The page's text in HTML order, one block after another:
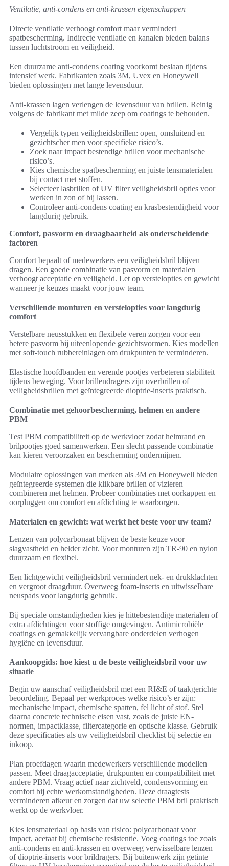
Ventilatie, anti-condens en anti-krassen eigenschappen
Directe ventilatie verhoogt comfort maar vermindert
spatbescherming. Indirecte ventilatie en kanalen bieden balans
tussen luchtstroom en veiligheid.
Een duurzame anti-condens coating voorkomt beslaan tijdens
intensief werk. Fabrikanten zoals 3M, Uvex en Honeywell
bieden oplossingen met lange levensduur.
Anti-krassen lagen verlengen de levensduur van brillen. Reinig
volgens de fabrikant met milde zeep om coatings te behouden.
Vergelijk typen veiligheidsbrillen: open, omsluitend en
gezichtscher men voor specifieke risico’s.
Zoek naar impact bestendige brillen voor mechanische
risico’s.
Kies chemische spatbescherming en juiste lensmaterialen
bij contact met stoffen.
Selecteer lasbrillen of UV filter veiligheidsbril opties voor
werken in zon of bij lassen.
Controleer anti-condens coating en krasbestendigheid voor
langdurig gebruik.
Comfort, pasvorm en draagbaarheid als onderscheidende
factoren
Comfort bepaalt of medewerkers een veiligheidsbril blijven
dragen. Een goede combinatie van pasvorm en materialen
verhoogt acceptatie en veiligheid. Let op verstelopties en gewicht
wanneer je keuzes maakt voor jouw team.
Verschillende monturen en verstelopties voor langdurig
comfort
Verstelbare neusstukken en flexibele veren zorgen voor een
betere pasvorm bij uiteenlopende gezichtsvormen. Kies modellen
met soft-touch rubbereinlagen om drukpunten te verminderen.
Elastische hoofdbanden en verende pootjes verbeteren stabiliteit
tijdens beweging. Voor brillendragers zijn overbrillen of
veiligheidsbrillen met geïntegreerde dioptrie-inserts praktisch.
Combinatie met gehoorbescherming, helmen en andere
PBM
Test PBM compatibiliteit op de werkvloer zodat helmrand en
brilpootjes goed samenwerken. Een slecht passende combinatie
kan kieren veroorzaken en bescherming ondermijnen.
Modulaire oplossingen van merken als 3M en Honeywell bieden
geïntegreerde systemen die klikbare brillen of vizieren
combineren met helmen. Probeer combinaties met oorkappen en
oorpluggen om comfort en afdichting te waarborgen.
Materialen en gewicht: wat werkt het beste voor uw team?
Lenzen van polycarbonaat blijven de beste keuze voor
slagvastheid en helder zicht. Voor monturen zijn TR-90 en nylon
duurzaam en flexibel.
Een lichtgewicht veiligheidsbril vermindert nek- en drukklachten
en vergroot draagduur. Overweeg foam-inserts en uitwisselbare
neuspads voor langdurig gebruik.
Bij speciale omstandigheden kies je hittebestendige materialen of
extra afdichtingen voor stoffige omgevingen. Antimicrobiële
coatings en gemakkelijk vervangbare onderdelen verhogen
hygiëne en levensduur.
Aankoopgids: hoe kiest u de beste veiligheidsbril voor uw
situatie
Begin uw aanschaf veiligheidsbril met een RI&E of taakgerichte
beoordeling. Bepaal per werkproces welke risico’s er zijn:
mechanische impact, chemische spatten, fel licht of stof. Stel
daarna concrete technische eisen vast, zoals de juiste EN-
normen, impactklasse, filtercategorie en optische klasse. Gebruik
deze specificaties als uw veiligheidsbril checklist bij selectie en
inkoop.
Plan proefdagen waarin medewerkers verschillende modellen
passen. Meet draagacceptatie, drukpunten en compatibiliteit met
andere PBM. Vraag actief naar zichtveld, condensvorming en
comfort bij echte werkomstandigheden. Deze draagtests
verminderen afkeur en zorgen dat uw selectie PBM bril praktisch
werkt op de werkvloer.
Kies lensmateriaal op basis van risico: polycarbonaat voor
impact, acetaat bij chemische resistentie. Voeg coatings toe zoals
anti-condens en anti-krassen en overweeg verwisselbare lenzen
of dioptrie-inserts voor brildragers. Bij buitenwerk zijn getinte